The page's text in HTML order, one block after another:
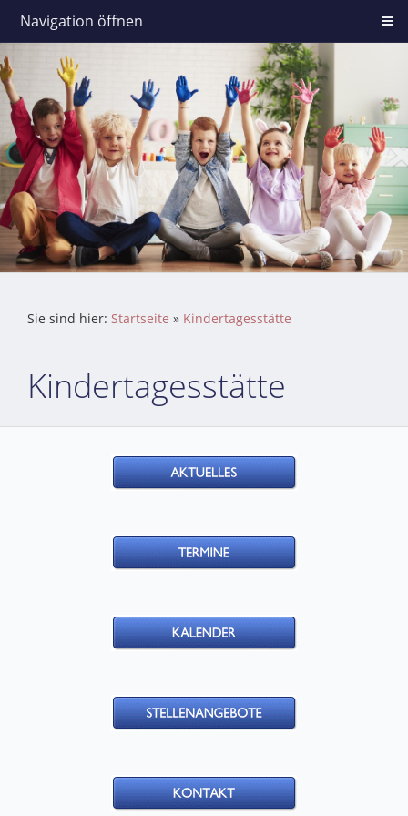
Navigation öffnen
Sie sind hier: Startseite » Kindertagesstätte
Kindertagesstätte